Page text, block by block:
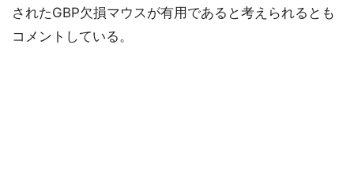
されたGBP欠損マウスが有用であると考えられるとも
コメントしている。